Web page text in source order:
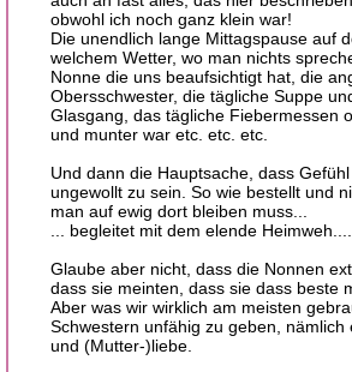
obwohl ich noch ganz klein war!
Die unendlich lange Mittagspause auf
welchem Wetter, wo man nichts
Nonne die uns beaufsichtigt hat, die
Obersschwester, die tägliche Suppe
Glasgang, das tägliche Fiebermessen
und munter war etc. etc. etc.
Und dann die Hauptsache, dass
ungewollt zu sein. So wie bestellt und
man auf ewig dort bleiben muss...
... begleitet mit dem elende
Glaube aber nicht, dass die Nonnen
dass sie meinten, dass sie dass beste
Aber was wir wirklich am meisten
Schwestern unfähig zu geben, nämlich
und (Mutter-)liebe.